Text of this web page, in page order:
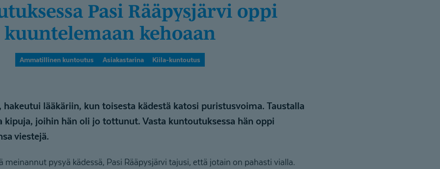
Pasi Rääpysjärvi oppi
kuuntelemaan kehoaan
Ammatillinen kuntoutus Asiakastarina Kiila-kuntoutus
hakeutui lääkäriin, kun toisesta kädestä katosi puristusvoima. Taustalla
joihin hän oli jo tottunut. Vasta kuntoutuksessa hän oppi
viestejä.
meinannut pysyä kädessä, Pasi Rääpysjärvi tajusi, että jotain on pahasti vialla.